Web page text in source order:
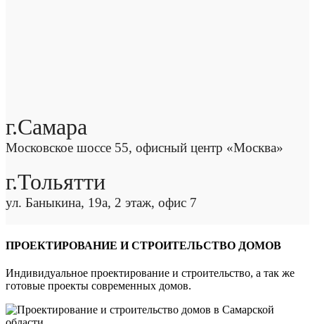
г.Самара
Московское шоссе 55, офисный центр «Москва»
г.Тольятти
ул. Баныкина, 19а, 2 этаж, офис 7
ПРОЕКТИРОВАНИЕ И СТРОИТЕЛЬСТВО ДОМОВ
Индивидуальное проектирование и строительство, а так же
готовые проекты современных домов.